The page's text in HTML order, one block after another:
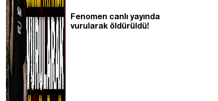
Fenomen canlı yayında
vurularak öldürüldü!